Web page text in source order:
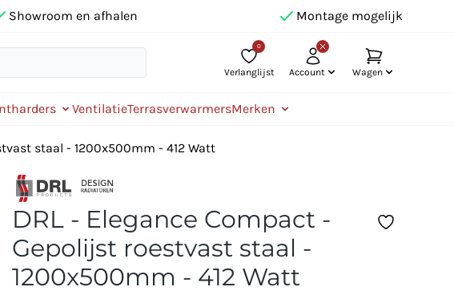
Showroom en afhalen Montage mogelijk
0
Verlanglijst Account Wagen
VentilatieTerrasverwarmersMerken
staal - 1200x500mm - 412 Watt
DRL - Elegance Compact -
Gepolijst roestvast staal -
1200x500mm - 412 Watt